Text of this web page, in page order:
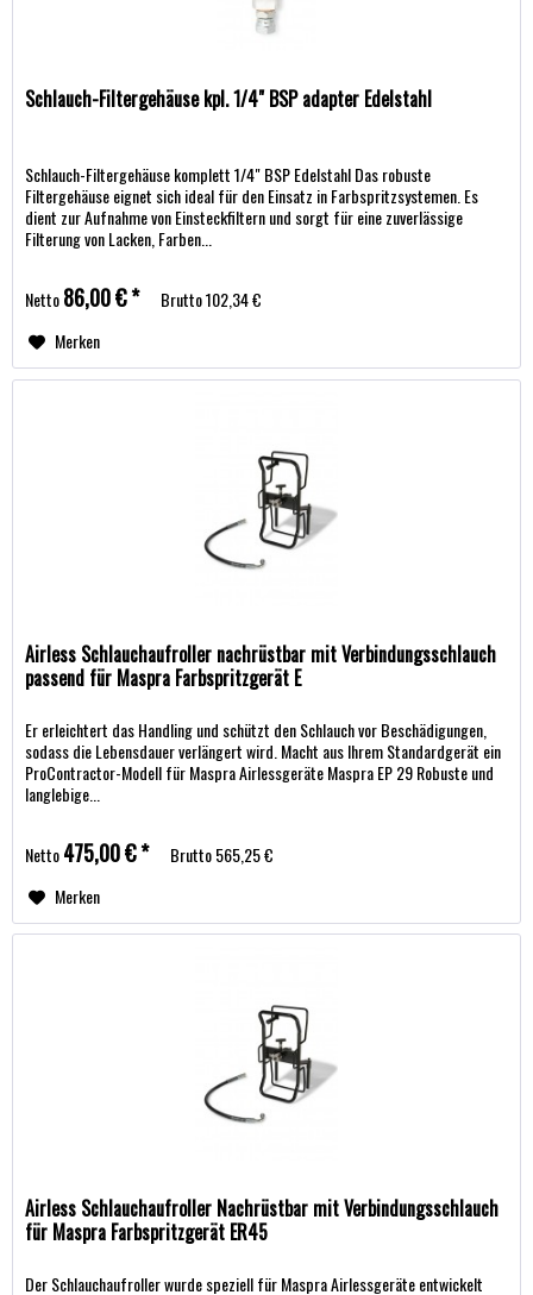
Schlauch-Filtergehäuse kpl. 1/4" BSP adapter Edelstahl
Schlauch-Filtergehäuse komplett 1/4" BSP Edelstahl Das robuste
Filtergehäuse eignet sich ideal für den Einsatz in Farbspritzsystemen. Es
dient zur Aufnahme von Einsteckfiltern und sorgt für eine zuverlässige
Filterung von Lacken, Farben...
Netto86,00 € * Brutto102,34 €
Merken
Airless Schlauchaufroller nachrüstbar mit Verbindungsschlauch
passend für Maspra Farbspritzgerät E
Er erleichtert das Handling und schützt den Schlauch vor Beschädigungen,
sodass die Lebensdauer verlängert wird. Macht aus Ihrem Standardgerät ein
ProContractor-Modell für Maspra Airlessgeräte Maspra EP 29 Robuste und
langlebige...
Netto475,00 € * Brutto565,25 €
Merken
Airless Schlauchaufroller Nachrüstbar mit Verbindungsschlauch
für Maspra Farbspritzgerät ER45
Der Schlauchaufroller wurde speziell für Maspra Airlessgeräte entwickelt